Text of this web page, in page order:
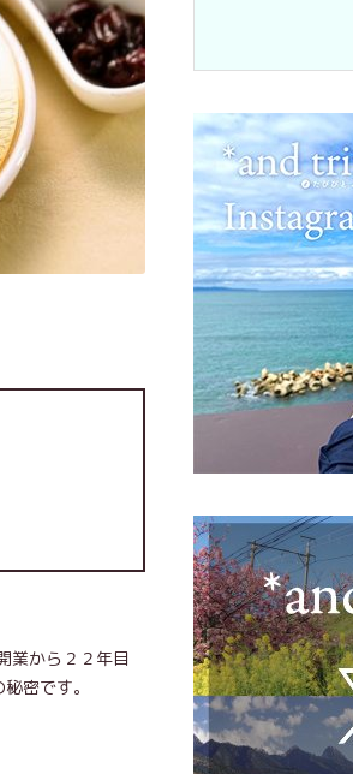
業から２２年目
密です。